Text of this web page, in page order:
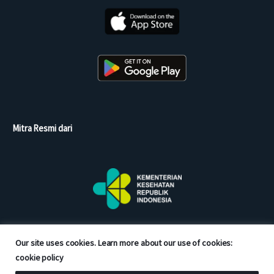
Our site uses cookies. Learn more about our use of cookies:
cookie policy
Mitra Resmi dari